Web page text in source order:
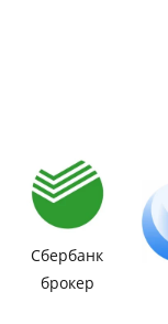
Сбербанк
брокер